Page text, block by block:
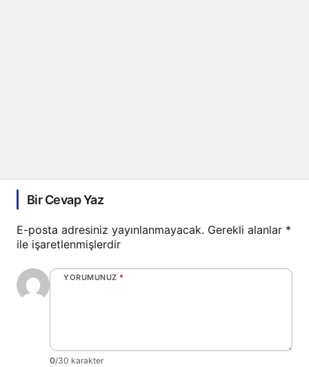
Bir Cevap Yaz
E-posta adresiniz yayınlanmayacak. Gerekli alanlar *
ile işaretlenmişlerdir
YORUMUNUZ *
0/30 karakter